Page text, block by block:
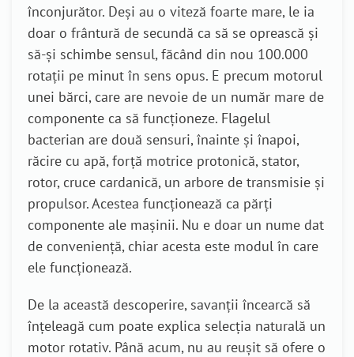
înconjurător. Deși au o viteză foarte mare, le ia
doar o frântură de secundă ca să se oprească și
să-și schimbe sensul, făcând din nou 100.000
rotații pe minut în sens opus. E precum motorul
unei bărci, care are nevoie de un număr mare de
componente ca să funcționeze. Flagelul
bacterian are două sensuri, înainte și înapoi,
răcire cu apă, forță motrice protonică, stator,
rotor, cruce cardanică, un arbore de transmisie și
propulsor. Acestea funcționează ca părți
componente ale mașinii. Nu e doar un nume dat
de conveniență, chiar acesta este modul în care
ele funcționează.
De la această descoperire, savanții încearcă să
înțeleagă cum poate explica selecția naturală un
motor rotativ. Până acum, nu au reușit să ofere o